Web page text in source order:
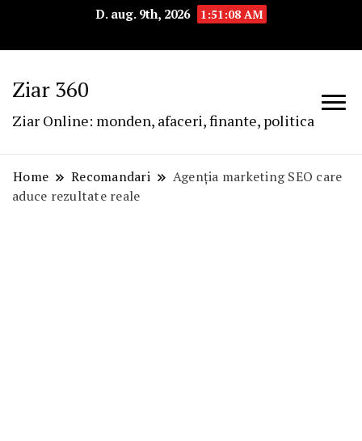
D. aug. 9th, 2026 1:51:09 AM
Ziar 360
Ziar Online: monden, afaceri, finante, politica
Home Recomandari
Agenția marketing SEO care
aduce rezultate reale